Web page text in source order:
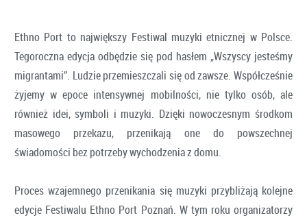
Ethno Port to największy Festiwal muzyki etnicznej w Polsce.
Tegoroczna edycja odbędzie się pod hasłem „Wszyscy jesteśmy
migrantami”. Ludzie przemieszczali się od zawsze. Współcześnie
żyjemy w epoce intensywnej mobilności, nie tylko osób, ale
również idei, symboli i muzyki. Dzięki nowoczesnym środkom
masowego przekazu, przenikają one do powszechnej
świadomości bez potrzeby wychodzenia z domu.
Proces wzajemnego przenikania się muzyki przybliżają kolejne
edycje Festiwalu Ethno Port Poznań. W tym roku organizatorzy